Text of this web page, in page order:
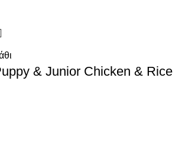
& Junior Chicken & Rice